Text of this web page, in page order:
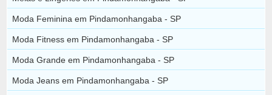
Moda Feminina em Pindamonhangaba - SP
Moda Fitness em Pindamonhangaba - SP
Moda Grande em Pindamonhangaba - SP
Moda Jeans em Pindamonhangaba - SP